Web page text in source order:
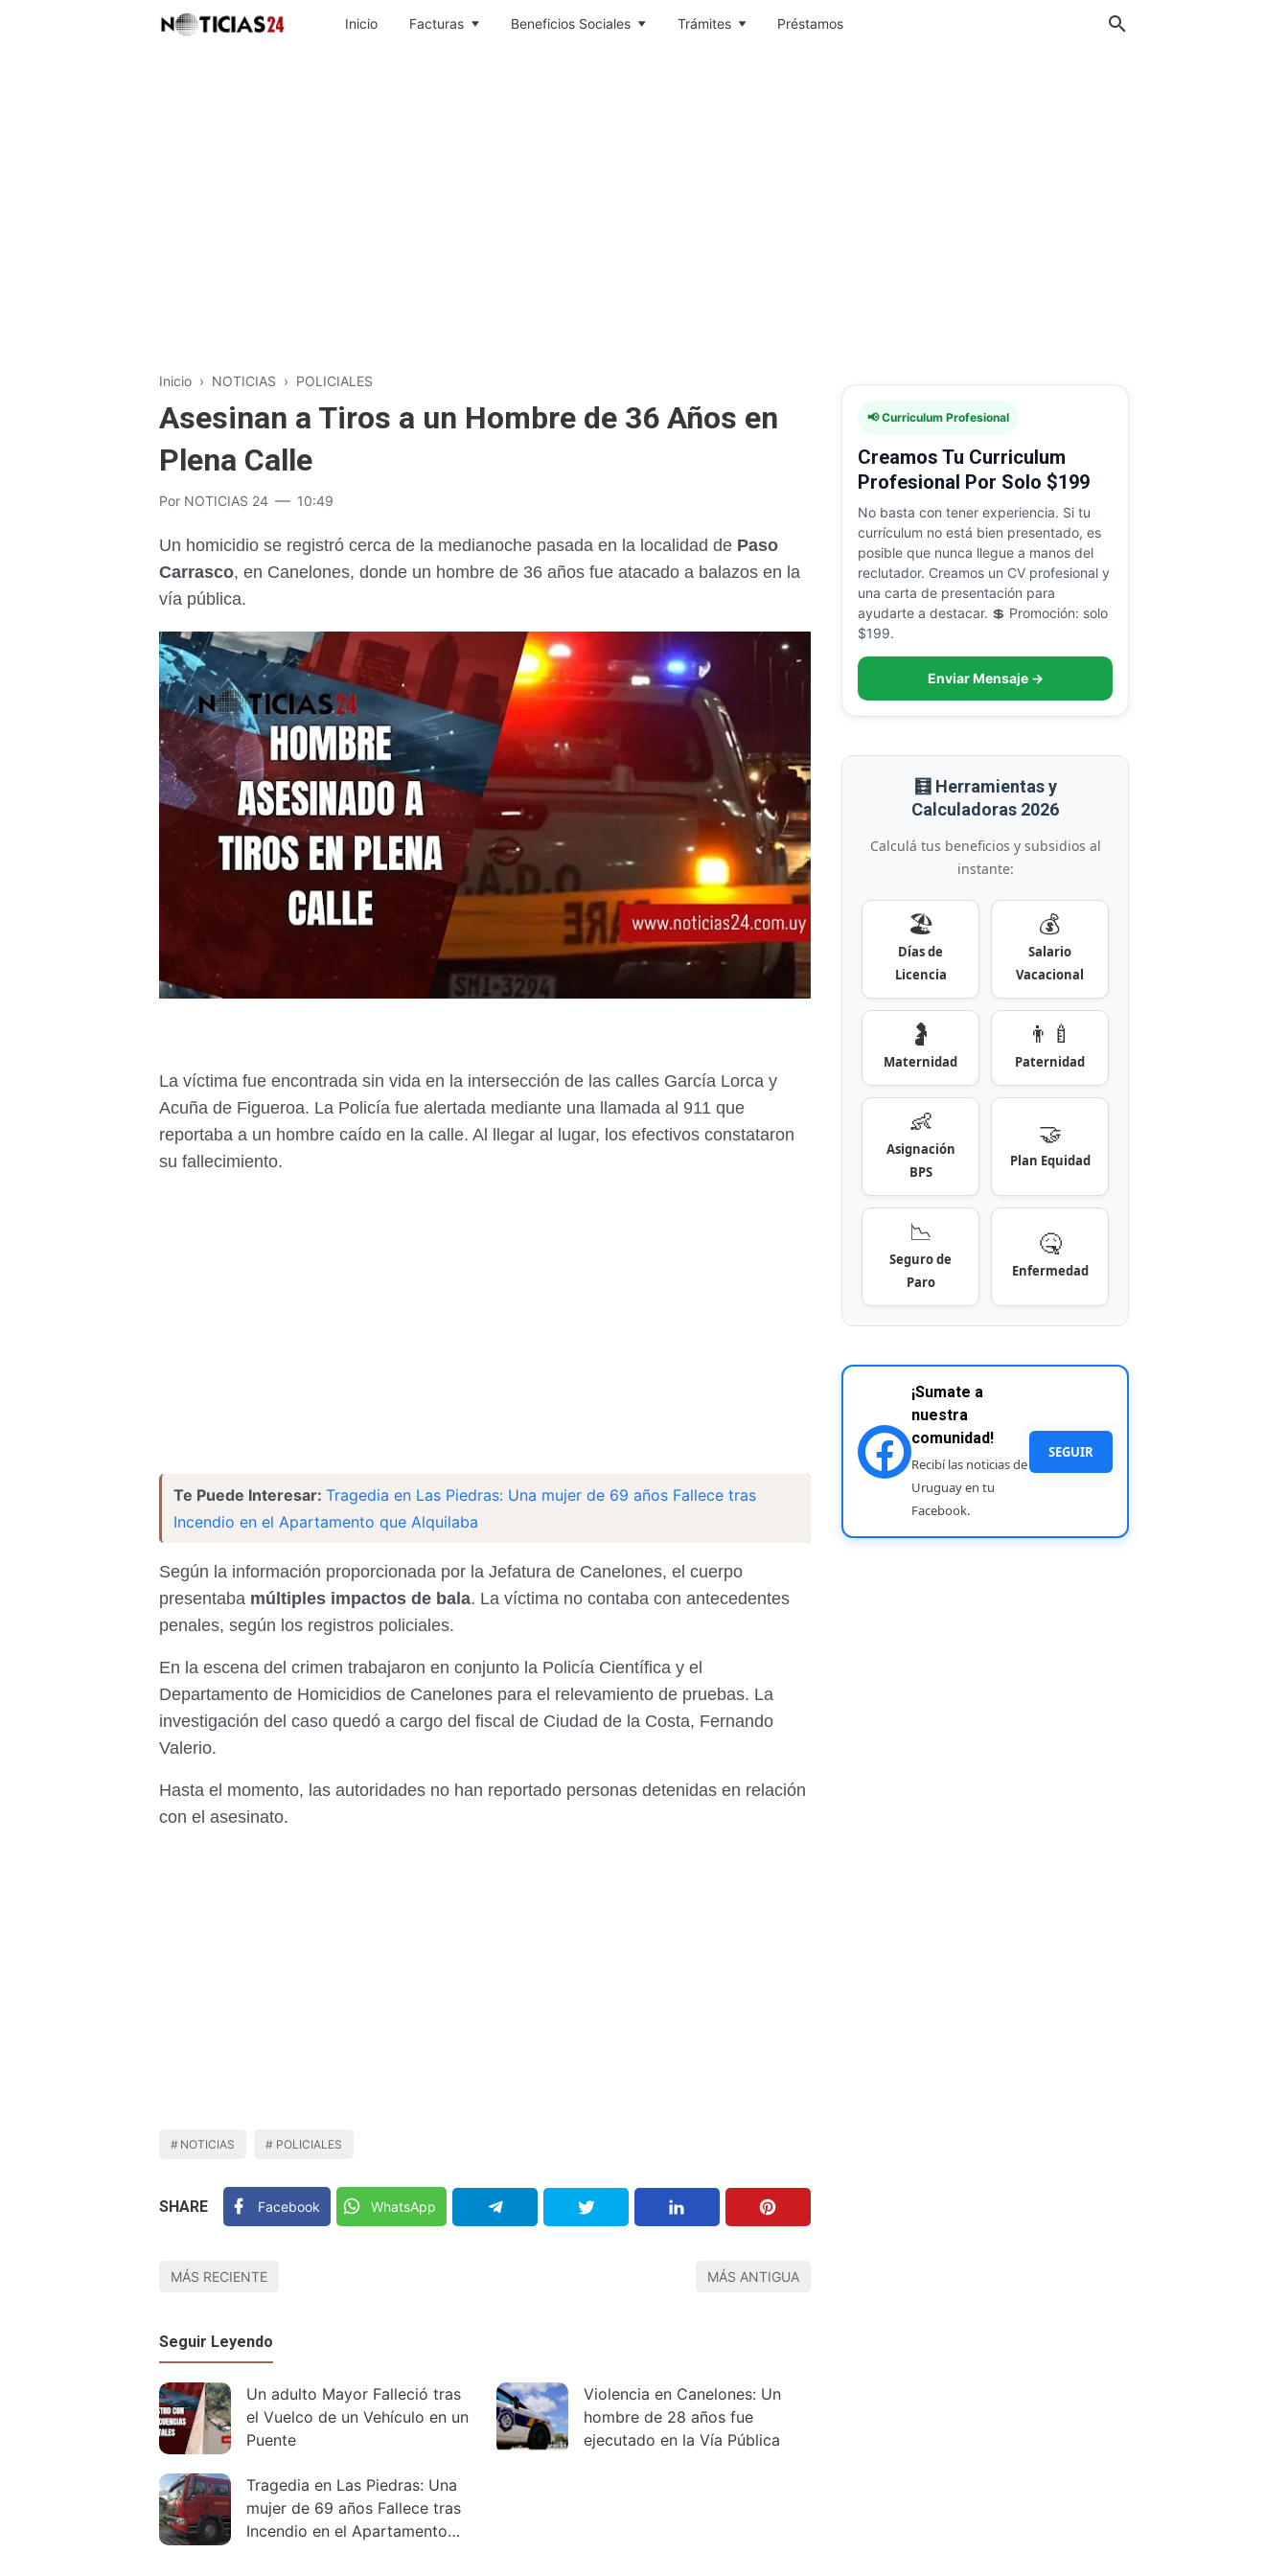
Inicio Facturas Beneficios Sociales Trámites Préstamos
Inicio › NOTICIAS › POLICIALES
Asesinan a Tiros a un Hombre de 36 Años en
Plena Calle
Por NOTICIAS 24 10:49
Un homicidio se registró cerca de la medianoche pasada en la localidad de Paso
Carrasco, en Canelones, donde un hombre de 36 años fue atacado a balazos en la
vía pública.
La víctima fue encontrada sin vida en la intersección de las calles García Lorca y
Acuña de Figueroa. La Policía fue alertada mediante una llamada al 911 que
reportaba a un hombre caído en la calle. Al llegar al lugar, los efectivos constataron
su fallecimiento.
Te Puede Interesar: Tragedia en Las Piedras: Una mujer de 69 años Fallece tras
Incendio en el Apartamento que Alquilaba
Según la información proporcionada por la Jefatura de Canelones, el cuerpo
presentaba múltiples impactos de bala. La víctima no contaba con antecedentes
penales, según los registros policiales.
En la escena del crimen trabajaron en conjunto la Policía Científica y el
Departamento de Homicidios de Canelones para el relevamiento de pruebas. La
investigación del caso quedó a cargo del fiscal de Ciudad de la Costa, Fernando
Valerio.
Hasta el momento, las autoridades no han reportado personas detenidas en relación
con el asesinato.
NOTICIAS POLICIALES
SHARE Facebook WhatsApp
MÁS RECIENTE MÁS ANTIGUA
Seguir Leyendo
Un adulto Mayor Falleció tras
el Vuelco de un Vehículo en un
Puente
Violencia en Canelones: Un
hombre de 28 años fue
ejecutado en la Vía Pública
Tragedia en Las Piedras: Una
mujer de 69 años Fallece tras
Incendio en el Apartamento
📢 Curriculum Profesional
Creamos Tu Curriculum
Profesional Por Solo $199
No basta con tener experiencia. Si tu
currículum no está bien presentado, es
posible que nunca llegue a manos del
reclutador. Creamos un CV profesional y
una carta de presentación para
ayudarte a destacar. 💲 Promoción: solo
$199.
Enviar Mensaje →
🧮 Herramientas y
Calculadoras 2026
Calculá tus beneficios y subsidios al
instante:
🏖️
Días de
Licencia
💰
Salario
Vacacional
🤰
Maternidad
👨‍🍼
Paternidad
👶
Asignación
BPS
🤝
Plan Equidad
📉
Seguro de
Paro
🤒
Enfermedad
¡Sumate a
nuestra
comunidad!
Recibí las noticias de
Uruguay en tu
Facebook.
SEGUIR